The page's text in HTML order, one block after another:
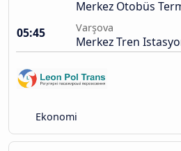
Merkez Otobüs
05:45
Varşova
Merkez Tren
Ekonomi